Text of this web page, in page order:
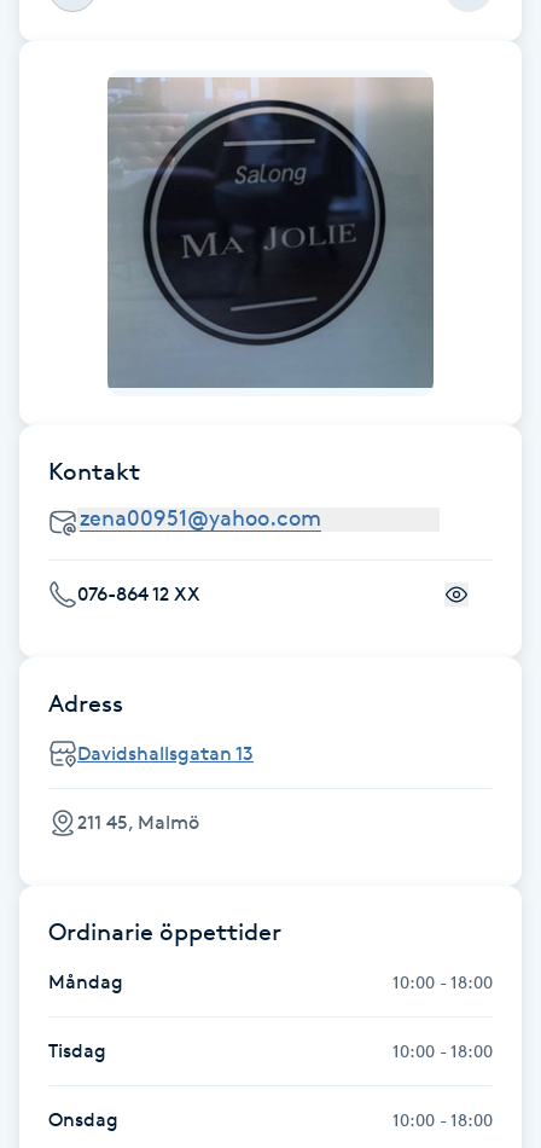
Fransborttagning
Fransförlängning Megavolym
Fransk manikyr
Frekvensterapi
Friskvård
Friskvårdsmassage
Funktionsanalys
Färgning
Kontakt
076-864 12 XX
Adress
Davidshallsgatan 13
211 45, Malmö
Ordinarie öppettider
Måndag 10:00 - 18:00
Tisdag 10:00 - 18:00
Onsdag 10:00 - 18:00